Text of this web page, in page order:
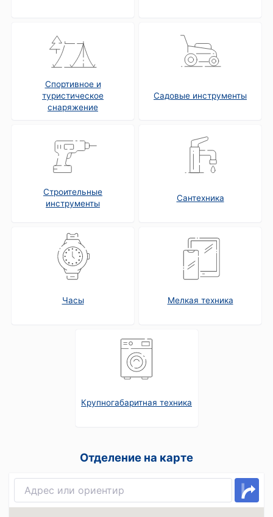
Спортивное и
туристическое
снаряжение
Садовые инструменты
Строительные
инструменты
Сантехника
Часы Мелкая техника
Крупногабаритная техника
Отделение на карте